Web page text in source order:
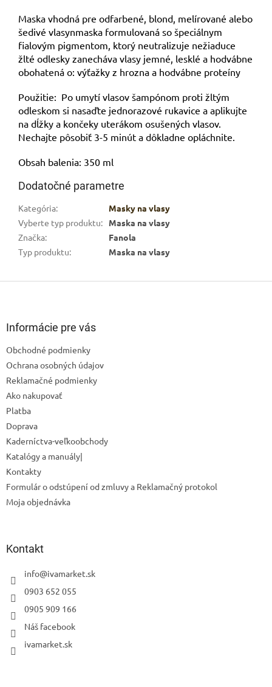
Maska vhodná pre odfarbené, blond, melírované alebo
šedivé vlasynmaska formulovaná so špeciálnym
fialovým pigmentom, ktorý neutralizuje nežiaduce
žlté odlesky zanecháva vlasy jemné, lesklé a hodvábne
obohatená o: výťažky z hrozna a hodvábne proteíny
Použitie: Po umytí vlasov šampónom proti žltým
odleskom si nasaďte jednorazové rukavice a aplikujte
na dĺžky a končeky uterákom osušených vlasov.
Nechajte pôsobiť 3-5 minút a dôkladne opláchnite.
Obsah balenia: 350 ml
Dodatočné parametre
Kategória:
Masky na vlasy
Vyberte typ produktu:
Maska na vlasy
Značka:
Fanola
Typ produktu: Maska na vlasy
Informácie pre vás
Obchodné podmienky
Ochrana osobných údajov
Reklamačné podmienky
Ako nakupovať
Platba
Doprava
Kaderníctva-veľkoobchody
Katalógy a manuály|
Kontakty
Formulár o odstúpení od zmluvy a Reklamačný protokol
Moja objednávka
Kontakt
info@ivamarket.sk
0903 652 055
0905 909 166
Náš facebook
ivamarket.sk